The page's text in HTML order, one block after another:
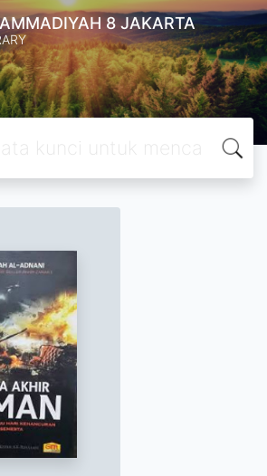
8 JAKARTA